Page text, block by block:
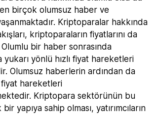
birçok olumsuz haber ve
Kriptoparalar hakkında
kriptoparaların fiyatlarını da
bir haber sonrasında
yönlü hızlı fiyat hareketleri
Olumsuz haberlerin ardından da
fiyat hareketleri
Kriptopara sektörünün bu
yapıya sahip olması, yatırımcıların